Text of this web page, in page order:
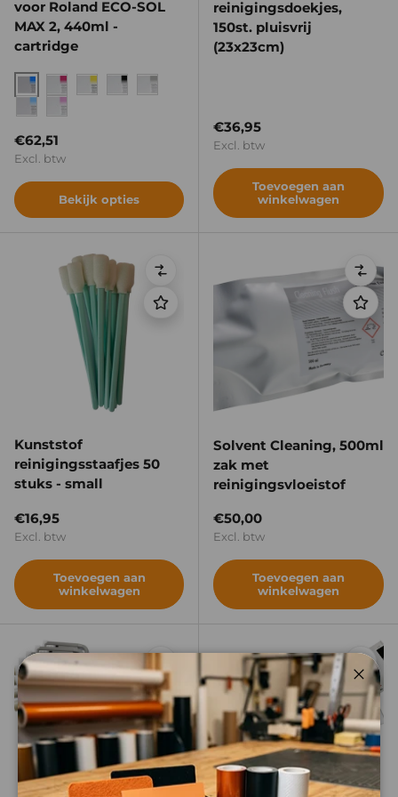
voor Roland ECO-SOL
MAX 2, 440ml -
cartridge
Cyan Magenta
YellowBlackLight Black
Light CyanLight Magenta
Reguliere prijs
€62,51
Excl. btw
Bekijk opties
reinigingsdoekjes,
150st. pluisvrij
(23x23cm)
Reguliere prijs
€36,95
Excl. btw
Toevoegen aan
winkelwagen
Vergelijken
Kunststof
reinigingsstaafjes 50
stuks - small
Reguliere prijs
€16,95
Excl. btw
Toevoegen aan
winkelwagen
Solvent Cleaning, 500ml
zak met
reinigingsvloeistof
Reguliere prijs
€50,00
Excl. btw
Toevoegen aan
winkelwagen
Vergelijken